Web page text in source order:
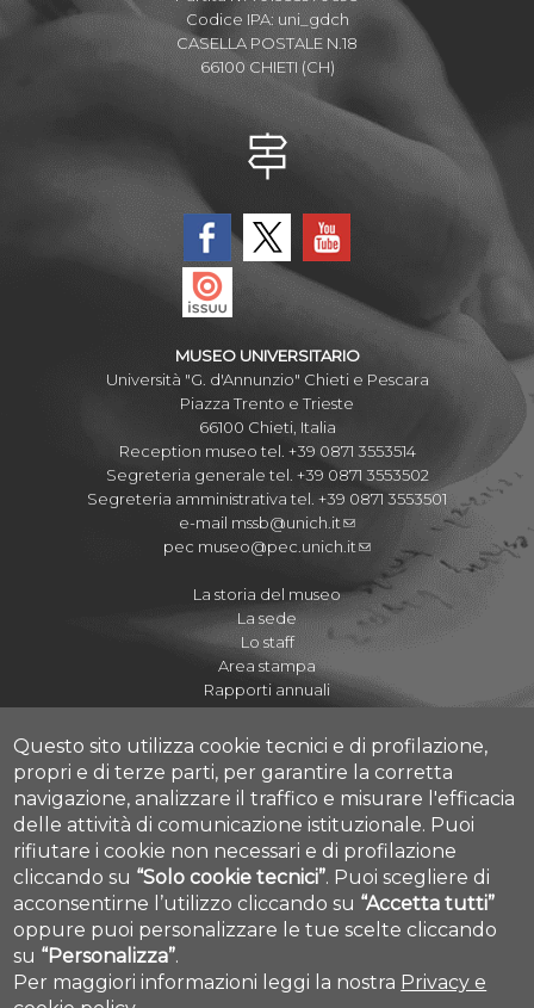
Codice IPA: uni_gdch
CASELLA POSTALE N.18
66100 CHIETI (CH)
MUSEO UNIVERSITARIO
Università "G. d'Annunzio" Chieti e Pescara
Piazza Trento e Trieste
66100 Chieti, Italia
Reception museo tel. +39 0871 3553514
Segreteria generale tel. +39 0871 3553502
Segreteria amministrativa tel. +39 0871 3553501
e-mail mssb@unich.it
pec museo@pec.unich.it
La storia del museo
La sede
Lo staff
Area stampa
Rapporti annuali
Regolamenti
Quaderni del Museo
Journal of Paleopathology
Proposte didattiche A.S. 2020-2021
Cookie settings
I Cicli dell'Arte
Questo sito utilizza cookie tecnici e di profilazione,
propri e di terze parti, per garantire la corretta
navigazione, analizzare il traffico e misurare l'efficacia
delle attività di comunicazione istituzionale. Puoi
rifiutare i cookie non necessari e di profilazione
cliccando su “Solo cookie tecnici”. Puoi scegliere di
acconsentirne l’utilizzo cliccando su “Accetta tutti”
oppure puoi personalizzare le tue scelte cliccando
su “Personalizza”.
Per maggiori informazioni leggi la nostra Privacy e